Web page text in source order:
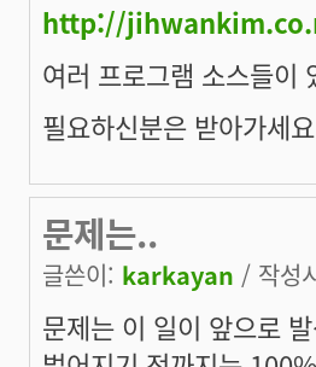
http://
여러 프로그램 소스들이
필요하신분은 받아가세
문제는..
글쓴이: karkayan / 작성
문제는 이 일이 앞으로